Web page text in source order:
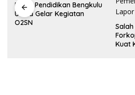
Dinas Pendidikan Bengkulu
Utara Gelar Kegiatan
O2SN
Kuat